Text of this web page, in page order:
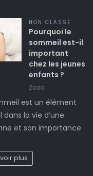
NON CLASSÉ
Pourquoi le
sommeil est-il
important
chez les jeunes
enfants ?
Zozo
est un élément
dans la vie d’une
et son importance
plus